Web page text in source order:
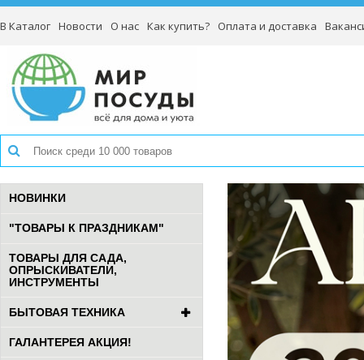
В Каталог Новости О нас Как купить? Оплата и доставка
НОВИНКИ
"ТОВАРЫ К ПРАЗДНИКАМ"
ТОВАРЫ ДЛЯ САДА,
ОПРЫСКИВАТЕЛИ,
ИНСТРУМЕНТЫ
БЫТОВАЯ ТЕХНИКА
ГАЛАНТЕРЕЯ АКЦИЯ!